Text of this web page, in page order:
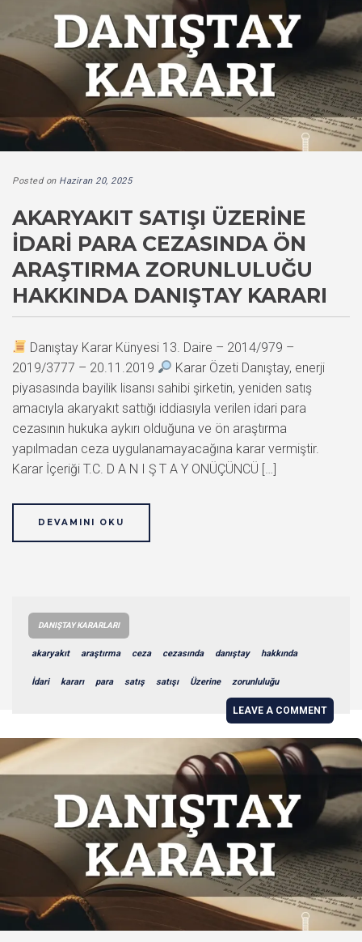
Posted on Haziran 20, 2025
AKARYAKIT SATIŞI ÜZERINE
İDARI PARA CEZASINDA ÖN
ARAŞTIRMA ZORUNLULUĞU
HAKKINDA DANIŞTAY KARARI
Danıştay Karar Künyesi 13. Daire – 2014/979 –
2019/3777 – 20.11.2019
Karar Özeti Danıştay, enerji
piyasasında bayilik lisansı sahibi şirketin, yeniden satış
amacıyla akaryakıt sattığı iddiasıyla verilen idari para
cezasının hukuka aykırı olduğuna ve ön araştırma
yapılmadan ceza uygulanamayacağına karar vermiştir.
Karar İçeriği T.C. D A N I Ş T A Y ONÜÇÜNCÜ […]
DEVAMINI OKU
DANIŞTAY KARARLARI
akaryakıt araştırma ceza cezasında danıştay hakkında
İdari kararı para satış satışı Üzerine zorunluluğu
LEAVE A COMMENT